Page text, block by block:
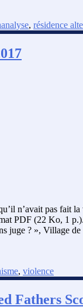
, résidence
n’avait pas fait
PDF (22 Ko, 1
juge ? », Village
, violence
Fathers